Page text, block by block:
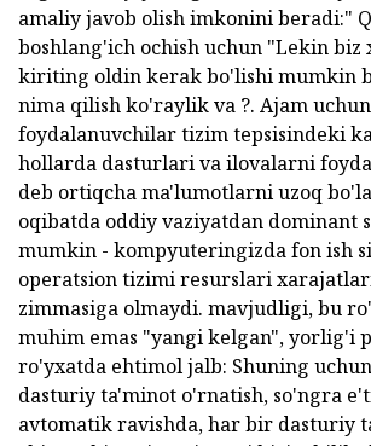
amaliy javob olish imkonini beradi:"
boshlang'ich ochish uchun "Lekin biz
kiriting oldin kerak bo'lishi mumkin
nima qilish ko'raylik va ?. Ajam uchun
foydalanuvchilar tizim tepsisindeki
hollarda dasturlari va ilovalarni
deb ortiqcha ma'lumotlarni uzoq
oqibatda oddiy vaziyatdan dominant
mumkin - kompyuteringizda fon ish
operatsion tizimi resurslari
zimmasiga olmaydi. mavjudligi, bu
muhim emas "yangi kelgan", yorlig'i
ro'yxatda ehtimol jalb: Shuning
dasturiy ta'minot o'rnatish, so'ngra
avtomatik ravishda, har bir dasturiy